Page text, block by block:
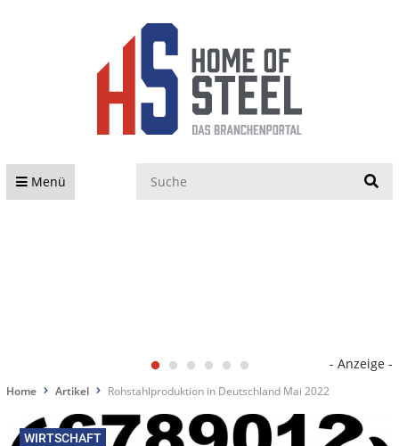
Menü
- Anzeige -
Home Artikel Rohstahlproduktion in Deutschland Mai 2022
WIRTSCHAFT